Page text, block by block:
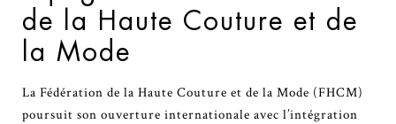
de la Haute Couture et de
la Mode
La Fédération de la Haute Couture et de la Mode (FHCM)
poursuit son ouverture internationale avec l’intégration